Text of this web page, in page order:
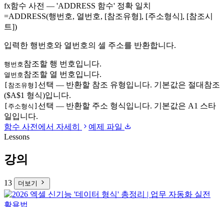
fx함수 사전 — 'ADDRESS 함수' 정확 일치
=ADDRESS(행번호, 열번호, [참조유형], [주소형식], [참조시
트])
입력한 행번호와 열번호의 셀 주소를 반환합니다.
행번호참조할 행 번호입니다.
열번호참조할 열 번호입니다.
[참조유형] 선택 — 반환할 참조 유형입니다. 기본값은 절대참조
($A$1 형식)입니다.
[주소형식] 선택 — 반환할 주소 형식입니다. 기본값은 A1 스타
일입니다.
함수 사전에서 자세히
예제 파일
Lessons
강의
13 더보기